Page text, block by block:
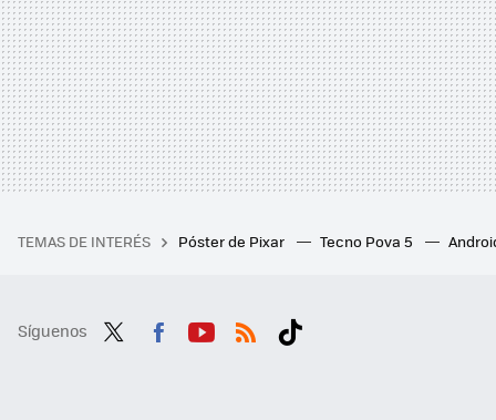
TEMAS DE INTERÉS Póster de Pixar Tecno Pova 5
Síguenos